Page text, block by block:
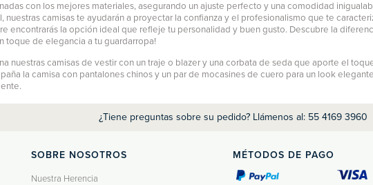
con los mejores materiales, asegurando un ajuste perfecto y una comodidad
nuestras camisas te ayudarán a proyectar la confianza y el profesionalismo que te
encontrarás la opción ideal que refleje tu personalidad y buen gusto. Descubre la
toque de elegancia a tu guardarropa!
nuestras camisas de vestir con un traje o blazer y una corbata de seda que aporte el
la camisa con pantalones chinosy un par de mocasines de cuero para un look
¿Tiene preguntas sobre su pedido? Llámenos al: 55 4169 3960
SOBRE NOSOTROS
Nuestra Herencia
MÉTODOS DE PAGO